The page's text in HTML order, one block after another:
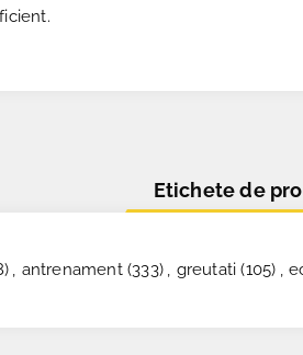
Etichete de
, antrenament (333) , greutati (105) ,